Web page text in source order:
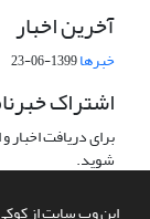
این وب سایت از کوکی
آخرین اخبار
خبرها1399-06-23
اشتراک
برای دریافت
شوید.